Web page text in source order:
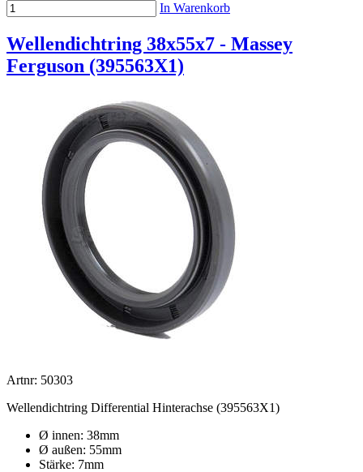
In Warenkorb
Wellendichtring 38x55x7 - Massey
Ferguson (395563X1)
Artnr: 50303
Wellendichtring Differential Hinterachse (395563X1)
Ø innen: 38mm
Ø außen: 55mm
Stärke: 7mm